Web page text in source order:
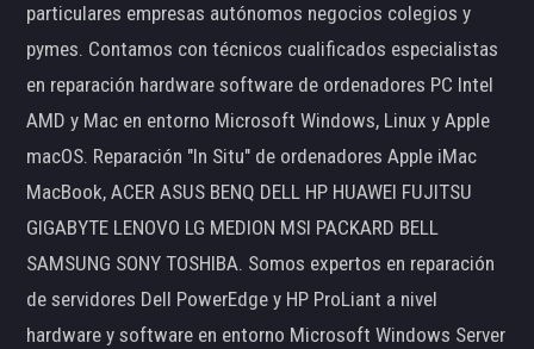
particulares empresas autónomos negocios colegios y
pymes. Contamos con técnicos cualificados especialistas
en reparación hardware software de ordenadores PC Intel
AMD y Mac en entorno Microsoft Windows, Linux y Apple
macOS. Reparación "In Situ" de ordenadores Apple iMac
MacBook, ACER ASUS BENQ DELL HP HUAWEI FUJITSU
GIGABYTE LENOVO LG MEDION MSI PACKARD BELL
SAMSUNG SONY TOSHIBA. Somos expertos en reparación
de servidores Dell PowerEdge y HP ProLiant a nivel
hardware y software en entorno Microsoft Windows Server